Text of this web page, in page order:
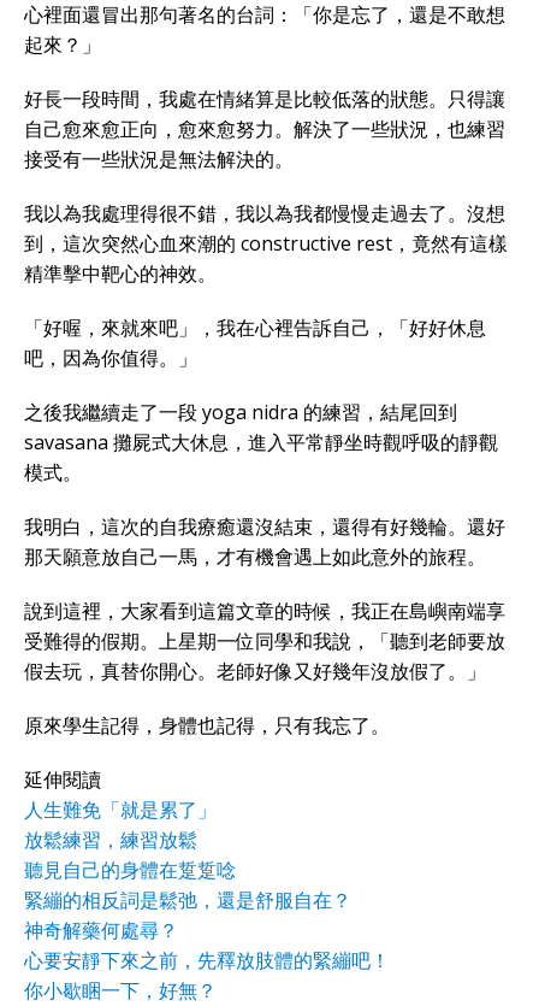
心裡面還冒出那句著名的台詞：「你是忘了，還是不敢想
起來？」
好長一段時間，我處在情緒算是比較低落的狀態。只得讓
自己愈來愈正向，愈來愈努力。解決了一些狀況，也練習
接受有一些狀況是無法解決的。
我以為我處理得很不錯，我以為我都慢慢走過去了。沒想
到，這次突然心血來潮的 constructive rest，竟然有這樣
精準擊中靶心的神效。
「好喔，來就來吧」，我在心裡告訴自己，「好好休息
吧，因為你值得。」
之後我繼續走了一段 yoga nidra 的練習，結尾回到
savasana 攤屍式大休息，進入平常靜坐時觀呼吸的靜觀
模式。
我明白，這次的自我療癒還沒結束，還得有好幾輪。還好
那天願意放自己一馬，才有機會遇上如此意外的旅程。
說到這裡，大家看到這篇文章的時候，我正在島嶼南端享
受難得的假期。上星期一位同學和我說，「聽到老師要放
假去玩，真替你開心。老師好像又好幾年沒放假了。」
原來學生記得，身體也記得，只有我忘了。
延伸閱讀
人生難免「就是累了」
放鬆練習，練習放鬆
聽見自己的身體在踅踅唸
緊繃的相反詞是鬆弛，還是舒服自在？
神奇解藥何處尋？
心要安靜下來之前，先釋放肢體的緊繃吧！
你小歇睏一下，好無？